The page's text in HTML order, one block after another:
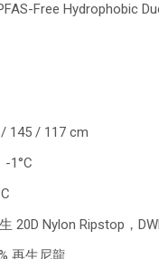
Free Hydrophobic
145 / 117 cm
-1°C
20D Nylon Ripstop，
再生尼龍